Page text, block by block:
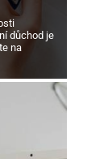
důchod je
na